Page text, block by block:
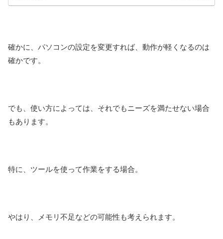
確かに、パソコンの設定を変更すれば、動作が軽くなるのは
確かです。
でも、使い方によっては、それでもニーズを満たせない場合
もあります。
特に、ツールを使って作業をする場合。
やはり、メモリ不足などの可能性も考えられます。